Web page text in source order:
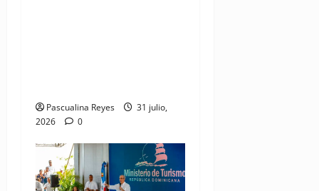
Pascualina Reyes
31 julio,
2026
0